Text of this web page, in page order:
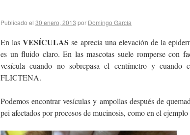
Publicado el 30 enero, 2013 por Domingo García
En lasVESÍCULAS se aprecia una elevación de la
es un fluido claro. En las mascotas suele romperse con
vesícula cuando no sobrepasa el centímetro y
FLICTENA.
Podemos encontrar vesículas y ampollas después de
pei afectados por procesos de mucinosis, como en el